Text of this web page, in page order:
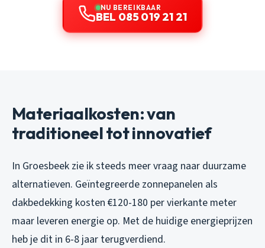
NU BEREIKBAAR
BEL 085 019 21 21
Materiaalkosten: van
traditioneel tot innovatief
In Groesbeek zie ik steeds meer vraag naar duurzame
alternatieven. Geïntegreerde zonnepanelen als
dakbedekking kosten €120-180 per vierkante meter
maar leveren energie op. Met de huidige energieprijzen
heb je dit in 6-8 jaar terugverdiend.